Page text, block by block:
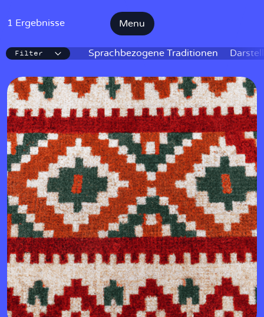
Menu
Filter Sprachbezogene Traditionen
IKE
1 Ergebnisse